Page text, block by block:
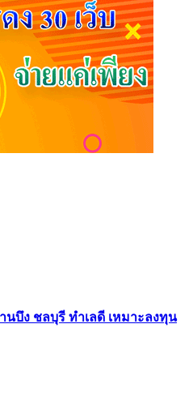
บึง ชลบุรี ทำเลดี เหมาะลงทุน